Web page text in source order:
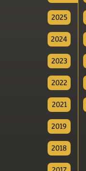
2025
2024
2023
2022
2021
2019
2018